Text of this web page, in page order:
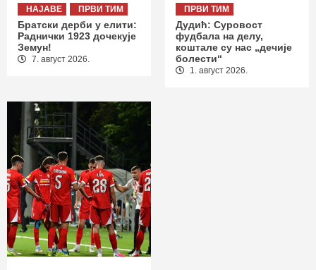
НАЈАВЕ
ПРВИ ТИМ
Братски дерби у елити:
Раднички 1923 дочекује
Земун!
7. август 2026.
ПРВИ ТИМ
Дудић: Суровост
фудбала на делу,
коштале су нас „дечије
болести“
1. август 2026.